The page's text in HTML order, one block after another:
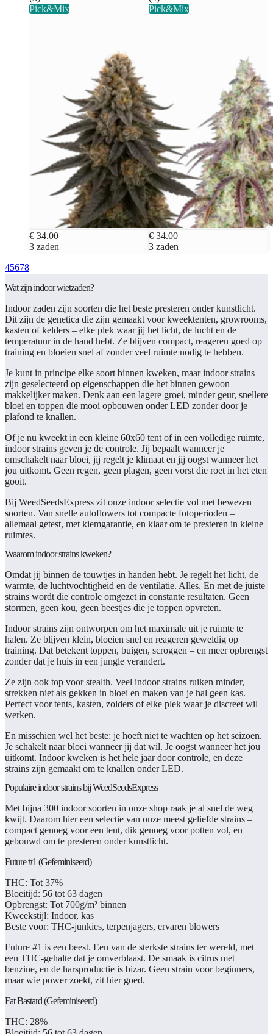
Pick&Mix
€ 34.00
3 zaden
Pick&Mix
€ 34.00
3 zaden
45678
Wat zijn indoor wietzaden?
Indoor zaden zijn soorten die het beste presteren onder kunstlicht.
Dit zijn de genetica die zijn gemaakt voor kweektenten, growrooms,
kasten of kelders – elke plek waar jij het licht, de lucht en de
temperatuur in de hand hebt. Ze blijven compact, reageren goed op
training en bloeien snel af zonder veel ruimte nodig te hebben.
Je kunt in principe elke soort binnen kweken, maar indoor strains
zijn geselecteerd op eigenschappen die het binnen gewoon
makkelijker maken. Denk aan een lagere groei, minder geur, snellere
bloei en toppen die mooi opbouwen onder LED zonder door je
plafond te knallen.
Of je nu kweekt in een kleine 60x60 tent of in een volledige ruimte,
indoor strains geven je de controle. Jij bepaalt wanneer je
omschakelt naar bloei, jij regelt je klimaat en jij oogst wanneer het
jou uitkomt. Geen regen, geen plagen, geen vorst die roet in het eten
gooit.
Bij WeedSeedsExpress zit onze indoor selectie vol met bewezen
soorten. Van snelle autoflowers tot compacte fotoperioden –
allemaal getest, met kiemgarantie, en klaar om te presteren in kleine
ruimtes.
Waarom indoor strains kweken?
Omdat jij binnen de touwtjes in handen hebt. Je regelt het licht, de
warmte, de luchtvochtigheid en de ventilatie. Alles. En met de juiste
strains wordt die controle omgezet in constante resultaten. Geen
stormen, geen kou, geen beestjes die je toppen opvreten.
Indoor strains zijn ontworpen om het maximale uit je ruimte te
halen. Ze blijven klein, bloeien snel en reageren geweldig op
training. Dat betekent toppen, buigen, scroggen – en meer opbrengst
zonder dat je huis in een jungle verandert.
Ze zijn ook top voor stealth. Veel indoor strains ruiken minder,
strekken niet als gekken in bloei en maken van je hal geen kas.
Perfect voor tents, kasten, zolders of elke plek waar je discreet wil
werken.
En misschien wel het beste: je hoeft niet te wachten op het seizoen.
Je schakelt naar bloei wanneer jij dat wil. Je oogst wanneer het jou
uitkomt. Indoor kweken is het hele jaar door controle, en deze
strains zijn gemaakt om te knallen onder LED.
Populaire indoor strains bij WeedSeedsExpress
Met bijna 300 indoor soorten in onze shop raak je al snel de weg
kwijt. Daarom hier een selectie van onze meest geliefde strains –
compact genoeg voor een tent, dik genoeg voor potten vol, en
gebouwd om te presteren onder kunstlicht.
Future #1 (Gefeminiseerd)
THC: Tot 37%
Bloeitijd: 56 tot 63 dagen
Opbrengst: Tot 700g/m² binnen
Kweekstijl: Indoor, kas
Beste voor: THC-junkies, terpenjagers, ervaren blowers
Future #1 is een beest. Een van de sterkste strains ter wereld, met
een THC-gehalte dat je omverblaast. De smaak is citrus met
benzine, en de harsproductie is bizar. Geen strain voor beginners,
maar wie power zoekt, zit hier goed.
Fat Bastard (Gefeminiseerd)
THC: 28%